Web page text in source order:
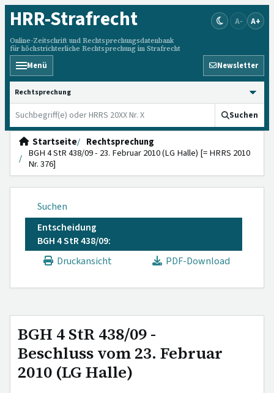
HRR-Strafrecht
Online-Zeitschrift und Rechtsprechungsdatenbank
für höchstrichterliche Rechtsprechung im Strafrecht
A- A+
Menü Newsletter
HRRS durchsuchen
Suchen
Startseite
Rechtsprechung
BGH 4 StR 438/09 - 23. Februar 2010 (LG Halle) [= HRRS 2010
Nr. 376]
Suchen
Entscheidung
BGH 4 StR 438/09:
Druckansicht
PDF-Download
BGH 4 StR 438/09 -
Beschluss vom 23. Februar
2010 (LG Halle)